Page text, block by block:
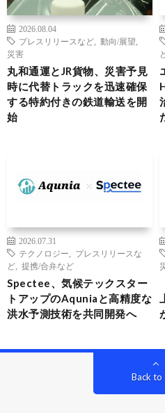
2026.08.04
プレスリリースなど
動向/展望
災害
丸和通運とJR貨物、災害予見
時に代替トラックを迅速確保
する特約付きの鉄道輸送を開
始
2026.07.31
テクノロジー
プレスリリースな
ど
提携/合弁など
Spectee、気候テックスター
トアップのAquniaと高精度な
洪水予測技術を共同開発へ
Back to